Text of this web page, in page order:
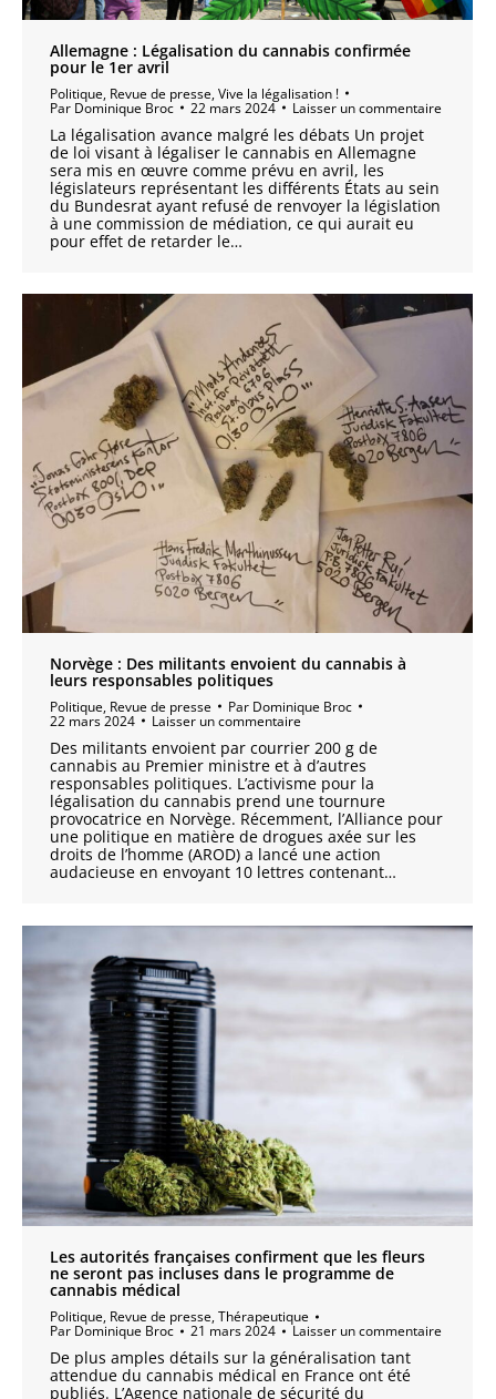
Allemagne : Légalisation du cannabis confirmée
pour le 1er avril
Politique, Revue de presse,Vive la légalisation !
Par Dominique Broc 22 mars 2024 Laisser un commentaire
La légalisation avance malgré les débats Un projet
de loi visant à légaliser le cannabis en Allemagne
sera mis en œuvre comme prévu en avril, les
législateurs représentant les différents États au sein
du Bundesrat ayant refusé de renvoyer la législation
à une commission de médiation, ce qui aurait eu
pour effet de retarder le…
Norvège : Des militants envoient du cannabis à
leurs responsables politiques
Politique, Revue de presse Par Dominique Broc
22 mars 2024 Laisser un commentaire
Des militants envoient par courrier 200 g de
cannabis au Premier ministre et à d’autres
responsables politiques. L’activisme pour la
légalisation du cannabis prend une tournure
provocatrice en Norvège. Récemment, l’Alliance pour
une politique en matière de drogues axée sur les
droits de l’homme (AROD) a lancé une action
audacieuse en envoyant 10 lettres contenant…
Les autorités françaises confirment que les fleurs
ne seront pas incluses dans le programme de
cannabis médical
Politique, Revue de presse,Thérapeutique
Par Dominique Broc 21 mars 2024 Laisser un commentaire
De plus amples détails sur la généralisation tant
attendue du cannabis médical en France ont été
publiés. L’Agence nationale de sécurité du